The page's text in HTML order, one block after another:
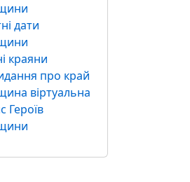
дати
краяни
про край
віртуальна
Героїв